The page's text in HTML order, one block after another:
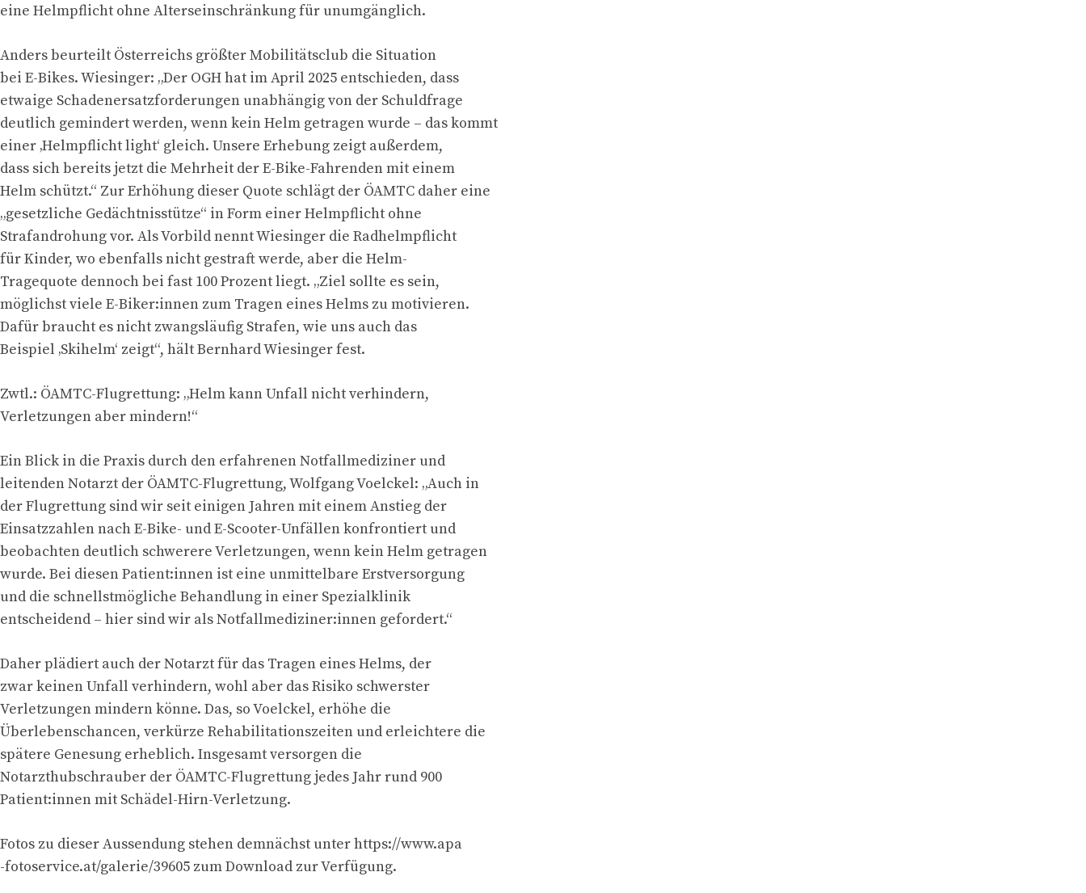
eine Helmpflicht ohne Alterseinschränkung für unumgänglich.
Anders beurteilt Österreichs größter Mobilitätsclub die Situation
bei E-Bikes. Wiesinger: „Der OGH hat im April 2025 entschieden, dass
etwaige Schadenersatzforderungen unabhängig von der Schuldfrage
deutlich gemindert werden, wenn kein Helm getragen wurde – das kommt
einer ‚Helmpflicht light‘ gleich. Unsere Erhebung zeigt außerdem,
dass sich bereits jetzt die Mehrheit der E-Bike-Fahrenden mit einem
Helm schützt.“ Zur Erhöhung dieser Quote schlägt der ÖAMTC daher eine
„gesetzliche Gedächtnisstütze“ in Form einer Helmpflicht ohne
Strafandrohung vor. Als Vorbild nennt Wiesinger die Radhelmpflicht
für Kinder, wo ebenfalls nicht gestraft werde, aber die Helm-
Tragequote dennoch bei fast 100 Prozent liegt. „Ziel sollte es sein,
möglichst viele E-Biker:innen zum Tragen eines Helms zu motivieren.
Dafür braucht es nicht zwangsläufig Strafen, wie uns auch das
Beispiel ‚Skihelm‘ zeigt“, hält Bernhard Wiesinger fest.
Zwtl.: ÖAMTC-Flugrettung: „Helm kann Unfall nicht verhindern,
Verletzungen aber mindern!“
Ein Blick in die Praxis durch den erfahrenen Notfallmediziner und
leitenden Notarzt der ÖAMTC-Flugrettung, Wolfgang Voelckel: „Auch in
der Flugrettung sind wir seit einigen Jahren mit einem Anstieg der
Einsatzzahlen nach E-Bike- und E-Scooter-Unfällen konfrontiert und
beobachten deutlich schwerere Verletzungen, wenn kein Helm getragen
wurde. Bei diesen Patient:innen ist eine unmittelbare Erstversorgung
und die schnellstmögliche Behandlung in einer Spezialklinik
entscheidend – hier sind wir als Notfallmediziner:innen gefordert.“
Daher plädiert auch der Notarzt für das Tragen eines Helms, der
zwar keinen Unfall verhindern, wohl aber das Risiko schwerster
Verletzungen mindern könne. Das, so Voelckel, erhöhe die
Überlebenschancen, verkürze Rehabilitationszeiten und erleichtere die
spätere Genesung erheblich. Insgesamt versorgen die
Notarzthubschrauber der ÖAMTC-Flugrettung jedes Jahr rund 900
Patient:innen mit Schädel-Hirn-Verletzung.
Fotos zu dieser Aussendung stehen demnächst unter https://www.apa
-fotoservice.at/galerie/39605 zum Download zur Verfügung.